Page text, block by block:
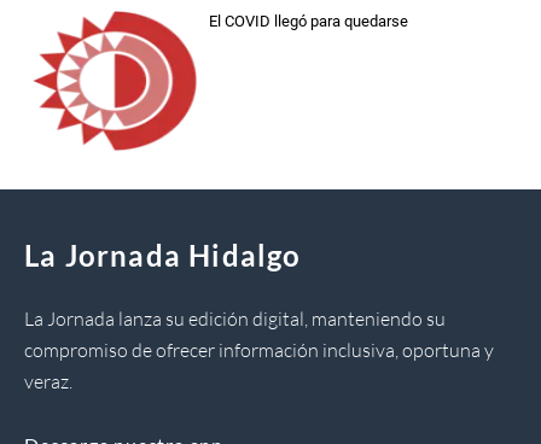
El COVID llegó para quedarse
La Jornada Hidalgo
La Jornada lanza su edición digital, manteniendo su
compromiso de ofrecer información inclusiva, oportuna y
veraz.